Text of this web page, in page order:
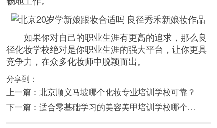
如果你对自己的职业生涯有更高的追求，那么良
径化妆学校绝对是你职业生涯的强大平台，让你更具
竞争力，在众多化妆师中脱颖而出。
分享到：
上一篇：北京顺义马坡哪个化妆专业培训学校可靠？
下一篇：适合零基础学习的美容美甲培训学校哪个…